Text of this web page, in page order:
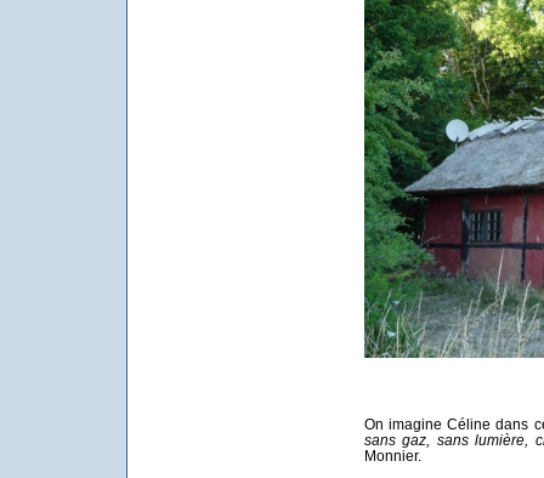
On imagine Céline dans
sans gaz, sans lumière,
Monnier.